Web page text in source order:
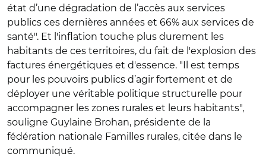
état d’une dégradation de l’accès aux services
publics ces dernières années et 66% aux services de
santé". Et l'inflation touche plus durement les
habitants de ces territoires, du fait de l'explosion des
factures énergétiques et d'essence. "Il est temps
pour les pouvoirs publics d’agir fortement et de
déployer une véritable politique structurelle pour
accompagner les zones rurales et leurs habitants",
souligne Guylaine Brohan, présidente de la
fédération nationale Familles rurales, citée dans le
communiqué.